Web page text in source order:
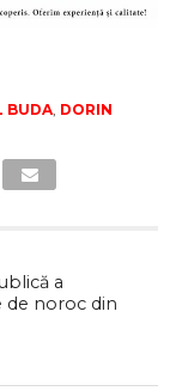
BUDA, DORIN
a
de noroc din